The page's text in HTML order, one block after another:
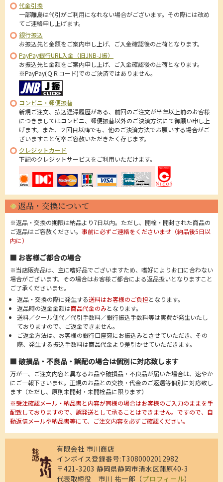
代金引換
一部離島は代引がご利用になれない場合がございます。その際には改め
てご連絡申し上げます。
銀行振込
お振込先と金額をご案内申し上げ、ご入金確認後の出荷となります。
PayPay銀行URL入金（旧JNB-J振）
お振込先と金額をご案内申し上げ、ご入金確認後の出荷となります。
※PayPay(ＱＲコード)でのご決済ではありません。
コンビニ・郵便振替
新規ご注文、払込遅滞履歴がある、前回のご注文が半年以上前のお客様
につきましてはコンビニ、郵便振替以外のご決済方法にて御願い申し上
げます。また、２回目以降でも、他のご決済方法でお願いする場合がご
ざいますこと何卒ご容赦いただきたく存じます。
クレジットカード
下記のクレジットサービスをご利用いただけます。
返品・交換について
※返品・交換の期限は納品より7日以内。ただし、開栓・開封された商品の
ご返品はご容赦ください。 事前に必ずご連絡をくださいませ（納品後5日以
内に）
■ お客様ご都合の場合
※当店販売品は、主に嗜好品でございますため、嗜好によりお口に合わない
場合がございます。その場合はお客様ご都合による返品扱いとなりますこと
ご了承くださいませ。
返品・交換の際に発生する送料はお客様のご負担となります。
返品時の返金金額は商品代金のみとなります。
送料／クール便代／代引手数料／銀行振込手数料等は実費が発生いたし
ておりますので、ご返金できません。
ご返金方法は、お客様の銀行口座宛にお振込みとさせていただき、その
際、発生する振込手数料は商品代金より差引かせていただきます。
■ 破損品・不良品・誤配の場合は個別に対応致します
万が一、ご注文内容と異なるお品や破損品・不良品が届いた場合は、速やか
にご一報下さいませ。正規のお品との交換・代金のご返還等個別に対応致し
ます（ただし、原則未開封・未開栓品に限ります）
※受注確認メール・納品書と内容が同様の場合はお客様のご入力のままを手
配致しておりますので、誤発送として承ることはできません。ですので、自
動返信メールや納品書等にて、ご注文内容を必ずご確認ください。
有限会社 市川商店
インボイス登録番号:T3080002012982
〒421-3203 静岡県静岡市清水区蒲原40-3
代表取締役 市川 祐一郎（プロフィール）